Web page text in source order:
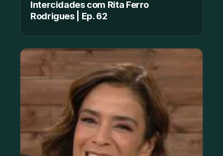
Intercidades com Rita Ferro
Rodrigues | Ep. 62